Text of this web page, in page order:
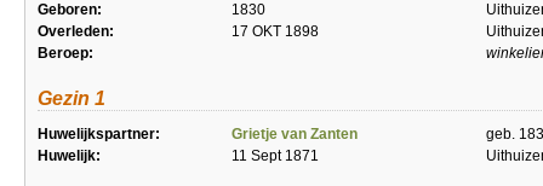
Geboren:
1830
Overleden:
17 OKT 1898
Beroep:
Gezin 1
Huwelijkspartner: Grietje van Zanten
geb.
Huwelijk:
11 Sept 1871